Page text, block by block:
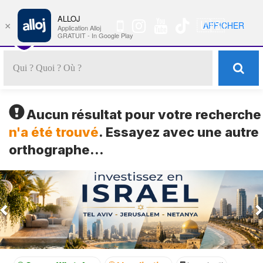
🇺🇸 Nav
Aucun résultat pour votre recherche
n'a été trouvé. Essayez avec une autre
orthographe...
Previous
×
ALLOJ
Application Alloj
GRATUIT - In Google Play
AFFICHER